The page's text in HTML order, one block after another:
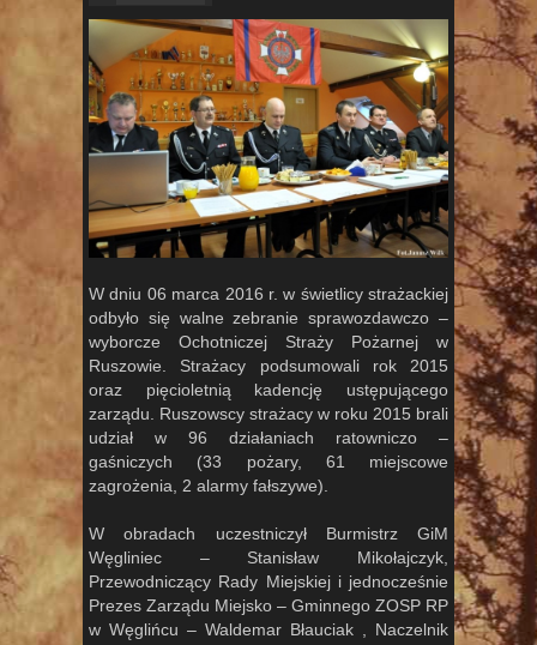
W dniu 06 marca 2016 r. w świetlicy strażackiej
odbyło się walne zebranie sprawozdawczo –
wyborcze Ochotniczej Straży Pożarnej w
Ruszowie. Strażacy podsumowali rok 2015
oraz pięcioletnią kadencję ustępującego
zarządu. Ruszowscy strażacy w roku 2015 brali
udział w 96 działaniach ratowniczo –
gaśniczych (33 pożary, 61 miejscowe
zagrożenia, 2 alarmy fałszywe).
W obradach uczestniczył Burmistrz GiM
Węgliniec – Stanisław Mikołajczyk,
Przewodniczący Rady Miejskiej i jednocześnie
Prezes Zarządu Miejsko – Gminnego ZOSP RP
w Węglińcu – Waldemar Błauciak , Naczelnik